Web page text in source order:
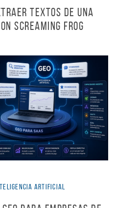
textos de una
Screaming Frog
Artificial